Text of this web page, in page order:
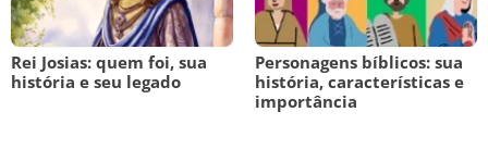
Rei Josias: quem foi, sua
história e seu legado
Personagens bíblicos: sua
história, características e
importância